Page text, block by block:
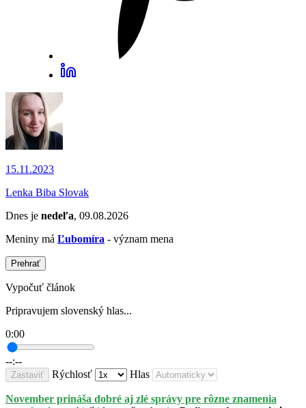
15.11.2023
Lenka Biba Slovak
Dnes je nedeľa, 09.08.2026
Meniny má Ľubomíra - význam mena
Prehrať
Vypočuť článok
Pripravujem slovenský hlas...
0:00
--:--
Zastaviť Rýchlosť Hlas
November prináša dobré aj zlé správy pre rôzne znamenia